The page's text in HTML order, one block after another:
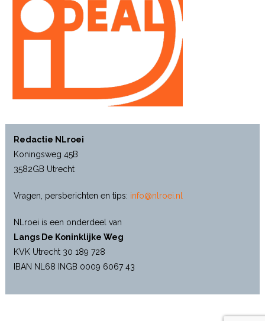
Redactie NLroei
Koningsweg 45B
3582GB Utrecht
Vragen, persberichten en tips: info@nlroei.nl
NLroei is een onderdeel van
Langs De Koninklijke Weg
KVK Utrecht 30 189 728
IBAN NL68 INGB 0009 6067 43